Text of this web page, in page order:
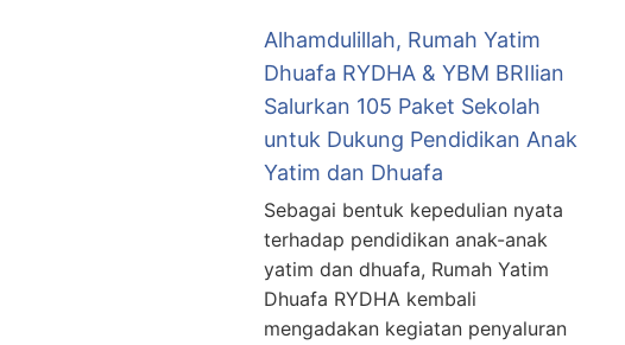
Alhamdulillah, Rumah Yatim
Dhuafa RYDHA & YBM BRIlian
Salurkan 105 Paket Sekolah
untuk Dukung Pendidikan Anak
Yatim dan Dhuafa
Sebagai bentuk kepedulian nyata
terhadap pendidikan anak-anak
yatim dan dhuafa, Rumah Yatim
Dhuafa RYDHA kembali
mengadakan kegiatan penyaluran